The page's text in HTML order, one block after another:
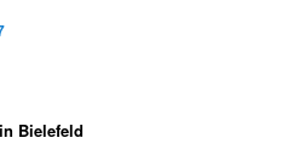
Bielefeld